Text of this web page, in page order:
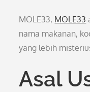
MOLE33, MOLE33
nama makanan,
yang lebih
Asal